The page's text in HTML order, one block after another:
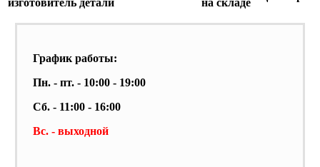
изготовитель детали на складе
График работы:
Пн. - пт. - 10:00 - 19:00
Сб. - 11:00 - 16:00
Вс. - выходной